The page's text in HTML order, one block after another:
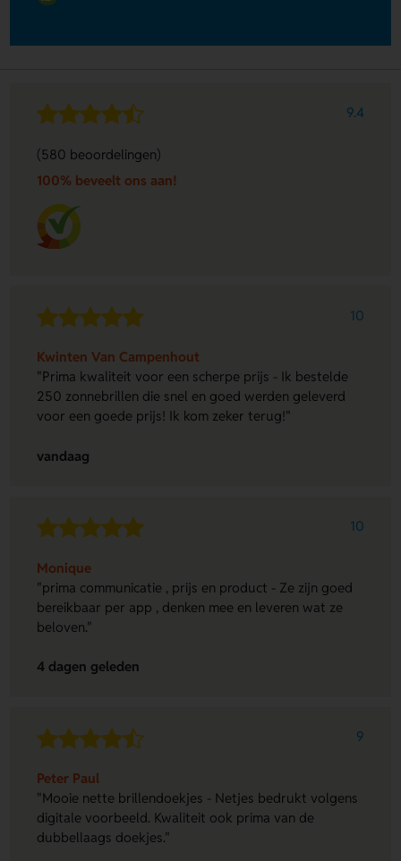
9.4
(580 beoordelingen)
100% beveelt ons aan!
10
Kwinten Van Campenhout
"Prima kwaliteit voor een scherpe prijs - Ik bestelde
250 zonnebrillen die snel en goed werden geleverd
voor een goede prijs! Ik kom zeker terug!"
vandaag
10
Monique
"prima communicatie , prijs en product - Ze zijn goed
bereikbaar per app , denken mee en leveren wat ze
beloven."
4 dagen geleden
9
Peter Paul
"Mooie nette brillendoekjes - Netjes bedrukt volgens
digitale voorbeeld. Kwaliteit ook prima van de
dubbellaags doekjes."